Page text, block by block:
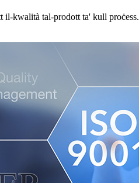
kwalità tal-prodott ta' kull proċess.